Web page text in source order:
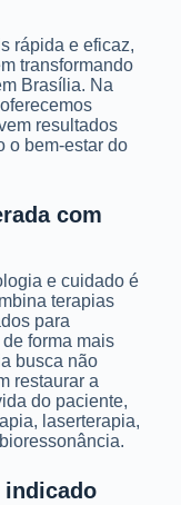
rápida e eficaz,
transformando
Brasília. Na
resultados
o bem-estar do
com
e cuidado é
terapias
para
forma mais
busca não
restaurar a
do paciente,
laserterapia,
indicado